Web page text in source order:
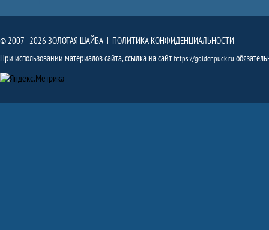
© 2007 - 2026 ЗОЛОТАЯ ШАЙБА | ПОЛИТИКА КОНФИДЕНЦИАЛЬНОСТИ
При использовании материалов сайта, ссылка на сайтhttps://goldenpuck.ru